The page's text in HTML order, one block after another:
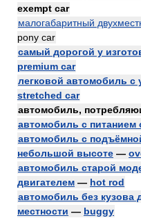
exempt car
малогабаритный
pony car
самый дорогой у
premium car
легковой автомобиль с
stretched car
автомобиль,
автомобиль с питанием
автомобиль с
небольшой высоте —
автомобиль старой
двигателем — hot rod
автомобиль без кузова
местности — buggy